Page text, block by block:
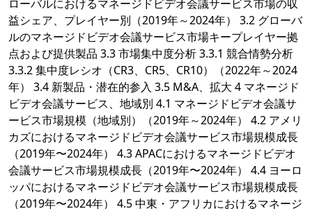
ローバルにおけるマネージドビデオ会議サービス市場の収
益シェア、プレイヤー別（2019年～2024年） 3.2 グローバ
ルのマネージドビデオ会議サービス市場キープレイヤー拠
点および提供製品 3.3 市場集中度分析 3.3.1 競合情勢分析
3.3.2 集中度レシオ（CR3、CR5、CR10）（2022年～2024
年） 3.4 新製品・潜在的参入 3.5 M&A、拡大 4 マネージド
ビデオ会議サービス、地域別 4.1 マネージドビデオ会議サ
ービス市場規模（地域別）（2019年～2024年） 4.2 アメリ
カズにおけるマネージドビデオ会議サービス市場規模成長
（2019年〜2024年） 4.3 APACにおけるマネージドビデオ
会議サービス市場規模成長（2019年〜2024年） 4.4 ヨーロ
ッパにおけるマネージドビデオ会議サービス市場規模成長
（2019年〜2024年） 4.5 中東・アフリカにおけるマネージ